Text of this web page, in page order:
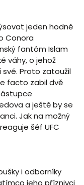
jeden hodně
Conora
fantóm Islam
váhy, o jehož
Proto zatoužil
facto zabil dvě
a ještě by se
Jak na možný
šéf UFC
i odborníky